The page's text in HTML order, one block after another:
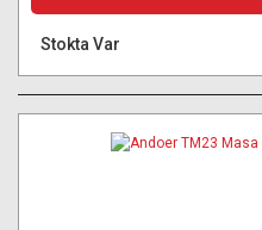
Stokta Var